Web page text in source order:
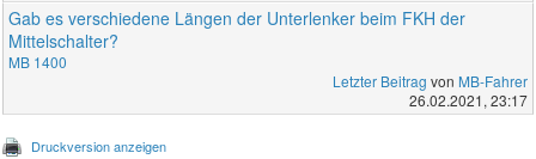
Gab es verschiedene Längen der Unterlenker beim FKH der
Mittelschalter?
MB 1400
Letzter Beitrag von MB-Fahrer
26.02.2021, 23:17
Druckversion anzeigen